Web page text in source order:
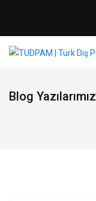
Blog Yazılarımız